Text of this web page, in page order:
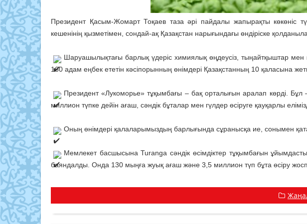
Президент Қасым-Жомарт Тоқаев таза әрі пайдалы жапырақты көкөніс
кешенінің қызметімен, сондай-ақ Қазақстан нарығындағы өндіріске
Шаруашылықтағы барлық үдеріс химиялық өңдеусіз, тыңайтқыштар мен
160 адам еңбек ететін кәсіпорынның өнімдері Қазақстанның 10 қаласына
Президент «Лукоморье» тұқымбағы – бақ орталығын аралап көрді.
миллион түпке дейін ағаш, сәндік бұталар мен гүлдер өсіруге қауқарлы
Оның өнімдері қалаларымыздың барлығында сұранысқа ие, сонымен
Мемлекет басшысына Turanga сәндік өсімдіктер тұқымбағын
баяндалды. Онда 130 мыңға жуық ағаш және 3,5 миллион түп бұта өсіру